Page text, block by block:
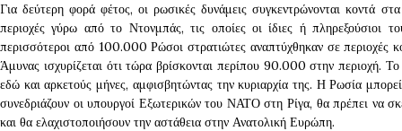
Για δεύτερη φορά φέτος, οι ρωσικές δυνάμεις συγκεντρώνονται κοντά
περιοχές γύρω από το Ντονμπάς, τις οποίες οι ίδιες ή
περισσότεροι από 100.000 Ρώσοι στρατιώτες αναπτύχθηκαν σε περιοχές
Άμυνας ισχυρίζεται ότι τώρα βρίσκονται περίπου 90.000 στην περιοχή.
εδώ και αρκετούς μήνες, αμφισβητώντας την κυριαρχία της. Η Ρωσία
συνεδριάζουν οι υπουργοί Εξωτερικών του ΝΑΤΟ στη Ρίγα, θα πρέπει
και θα ελαχιστοποιήσουν την αστάθεια στην Ανατολική Ευρώπη.